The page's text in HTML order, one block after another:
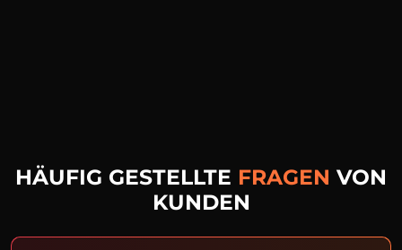
HÄUFIG GESTELLTE FRAGEN VON
KUNDEN